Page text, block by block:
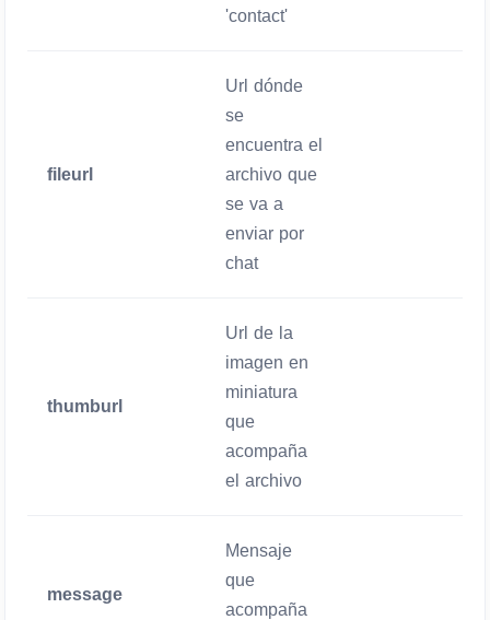
'contact'
fileurl
Url dónde
se
encuentra el
archivo que
se va a
enviar por
chat
thumburl
Url de la
imagen en
miniatura
que
acompaña
el archivo
message
Mensaje
que
acompaña